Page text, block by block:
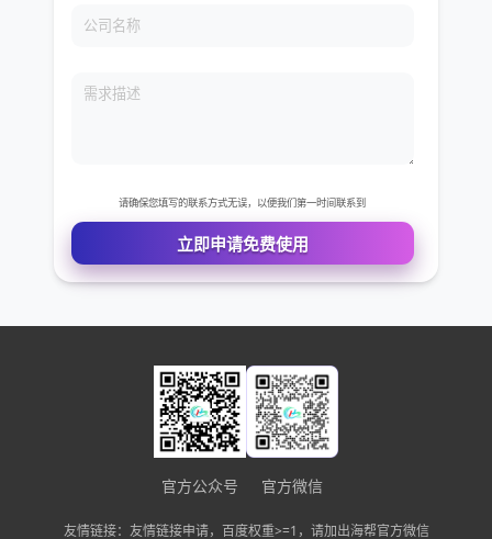
需求描述
请确保您填写的联系方式无误，以便我们第一时间联系到
立即申请免费使用
官方公众号 官方微信
友情链接：友情链接申请，百度权重>=1，请加出海帮官方微信